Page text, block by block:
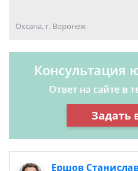
Оксана, г. Воронеж
Консультация
Ответ на сайте в
Задать
Ершов